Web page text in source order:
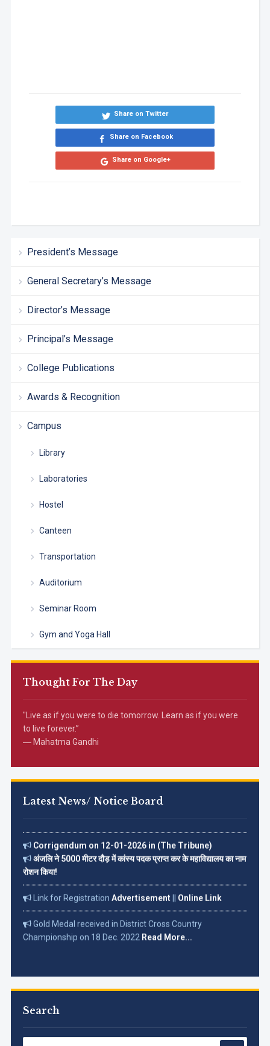
President’s Message
General Secretary’s Message
Director’s Message
Principal’s Message
College Publications
Awards & Recognition
Campus
Library
Laboratories
Hostel
Canteen
Transportation
Auditorium
Seminar Room
Gym and Yoga Hall
Thought For The Day
"Live as if you were to die tomorrow. Learn as if you were
to live forever.”
― Mahatma Gandhi
Latest News/ Notice Board
Corrigendum on 12-01-2026 in (The Tribune)
अंजलि ने 5000 मीटर दौड़ में कांस्य पदक प्राप्त कर के महाविद्यालय का नाम
रोशन किया!
Link for RegistrationAdvertisement||Online Link
Gold Medal received in District Cross Country
Championship on 18 Dec. 2022Read More...
Search
Share on Twitter
Share on Facebook
Share on Google+